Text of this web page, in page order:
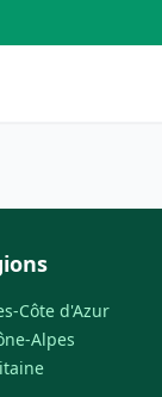
Côte d'Azur
Alpes